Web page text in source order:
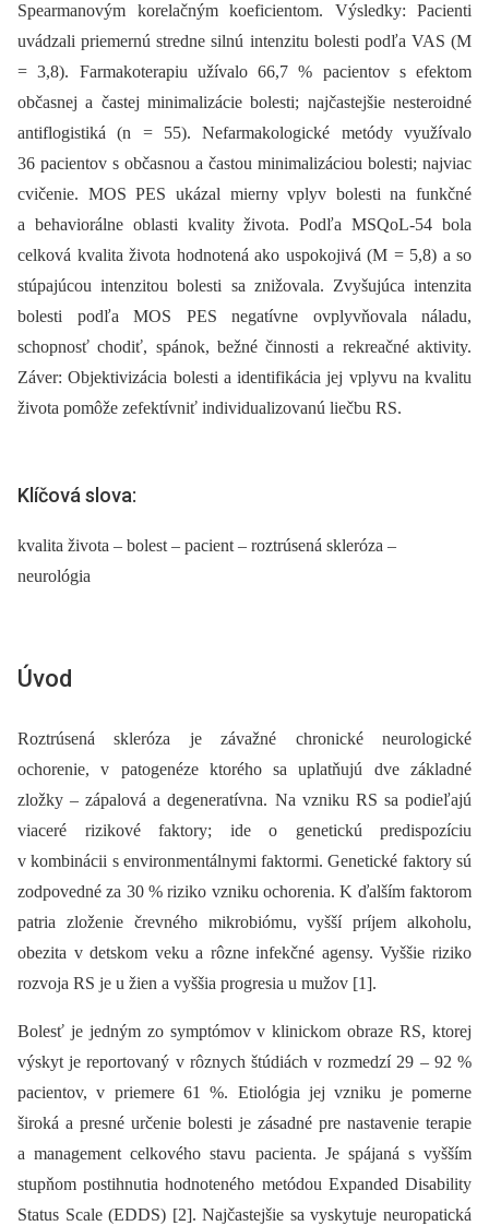
Spearmanovým korelačným koeficientom. Výsledky: Pacienti
uvádzali priemernú stredne silnú intenzitu bolesti podľa VAS (M
= 3,8). Farmakoterapiu užívalo 66,7 % pacientov s efektom
občasnej a častej minimalizácie bolesti; najčastejšie nesteroidné
antiflogistiká (n = 55). Nefarmakologické metódy využívalo
36 pacientov s občasnou a častou minimalizáciou bolesti; najviac
cvičenie. MOS PES ukázal mierny vplyv bolesti na funkčné
a behaviorálne oblasti kvality života. Podľa MSQoL-54 bola
celková kvalita života hodnotená ako uspokojivá (M = 5,8) a so
stúpajúcou intenzitou bolesti sa znižovala. Zvyšujúca intenzita
bolesti podľa MOS PES negatívne ovplyvňovala náladu,
schopnosť chodiť, spánok, bežné činnosti a rekreačné aktivity.
Záver: Objektivizácia bolesti a identifikácia jej vplyvu na kvalitu
života pomôže zefektívniť individualizovanú liečbu RS.
Klíčová slova:
kvalita života – bolest – pacient – roztrúsená skleróza –
neurológia
Úvod
Roztrúsená skleróza je závažné chronické neurologické
ochorenie, v patogenéze ktorého sa uplatňujú dve základné
zložky –⁠ zápalová a degeneratívna. Na vzniku RS sa podieľajú
viaceré rizikové faktory; ide o genetickú predispozíciu
v kombinácii s environmentálnymi faktormi. Genetické faktory sú
zodpovedné za 30 % riziko vzniku ochorenia. K ďalším faktorom
patria zloženie črevného mikrobiómu, vyšší príjem alkoholu,
obezita v detskom veku a rôzne infekčné agensy. Vyššie riziko
rozvoja RS je u žien a vyššia progresia u mužov [1].
Bolesť je jedným zo symptómov v klinickom obraze RS, ktorej
výskyt je reportovaný v rôznych štúdiách v rozmedzí 29 –⁠ 92 %
pacientov, v priemere 61 %. Etiológia jej vzniku je pomerne
široká a presné určenie bolesti je zásadné pre nastavenie terapie
a management celkového stavu pacienta. Je spájaná s vyšším
stupňom postihnutia hodnoteného metódou Expanded Disability
Status Scale (EDDS) [2]. Najčastejšie sa vyskytuje neuropatická